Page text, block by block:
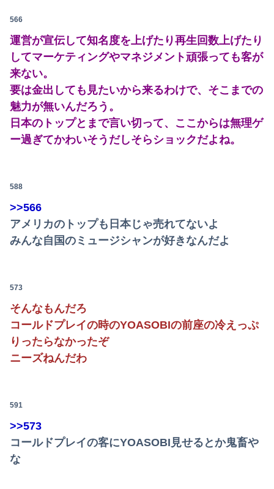
566
運営が宣伝して知名度を上げたり再生回数上げたり
してマーケティングやマネジメント頑張っても客が
来ない。
要は金出しても見たいから来るわけで、そこまでの
魅力が無いんだろう。
日本のトップとまで言い切って、ここからは無理ゲ
ー過ぎてかわいそうだしそらショックだよね。
588
>>566
アメリカのトップも日本じゃ売れてないよ
みんな自国のミュージシャンが好きなんだよ
573
そんなもんだろ
コールドプレイの時のYOASOBIの前座の冷えっぷ
りったらなかったぞ
ニーズねんだわ
591
>>573
コールドプレイの客にYOASOBI見せるとか鬼畜や
な